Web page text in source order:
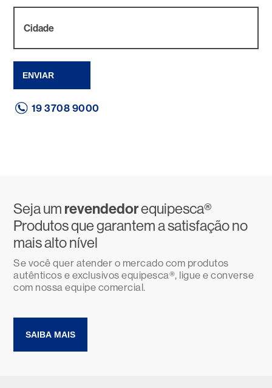
ENVIAR
19 3708 9000
Seja um revendedorequipesca®
Produtos que garantem a satisfação no
mais alto nível
Se você quer atender o mercado com produtos
autênticos e exclusivos equipesca®, ligue e converse
com nossa equipe comercial.
SAIBA MAIS